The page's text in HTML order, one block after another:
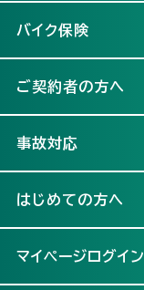
バイク保険
ご契約者の方へ
事故対応
はじめての方へ
マイページログイン